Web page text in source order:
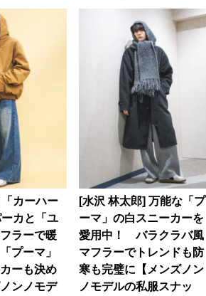
カーハー
ーカと「ユ
ラーで暖
プーマ」
ーも決め
ンノモデ
[水沢 林太郎] 万能な「プ
ーマ」の白スニーカーを
愛用中！ バラクラバ風
マフラーでトレンドも防
寒も完璧に【メンズノン
ノモデルの私服スナッ